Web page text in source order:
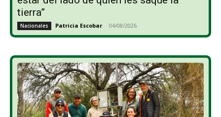
tierra”
Nacionales Patricia Escobar - 04/08/2026